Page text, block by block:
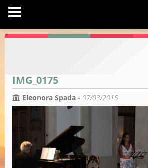
IMG_0175
Eleonora Spada - 07/03/2015